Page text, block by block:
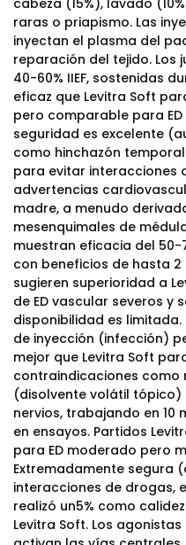
cabeza (15%), lavado
raras o priapismo. Las
inyectan el plasma del
reparación del tejido. Los
40-60% IIEF, sostenidas
eficaz que Levitra Soft
pero comparable para
seguridad es excelente
como hinchazón
para evitar interacciones
advertencias
madre, a menudo
mesenquimales de
muestran eficacia del 50-
con beneficios de hasta
sugieren superioridad a
de ED vascular severos y
disponibilidad es
de inyección (infección)
mejor que Levitra Soft
contraindicaciones como
(disolvente volátil
nervios, trabajando en 10
en ensayos. Partidos
para ED moderado pero
Extremadamente segura
interacciones de drogas,
realizó un5% como
Levitra Soft. Los